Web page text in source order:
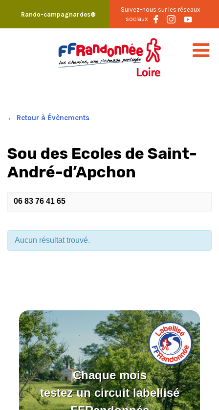
content
Rando-campagnardes®
Suivez-nous sur les réseaux
sociaux
← Retour à Évènements
Sou des Ecoles de Saint-
André-d’Apchon
06 83 76 41 65
Aucun résultat trouvé.
Chaque mois
testez un circuit labellisé